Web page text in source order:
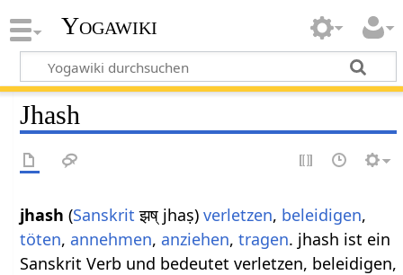
Yogawiki
Jhash
jhash (Sanskrit झष् jhaṣ)verletzen, beleidigen,
töten, annehmen, anziehen,tragen. jhash ist ein
Sanskrit Verb und bedeutet verletzen, beleidigen,